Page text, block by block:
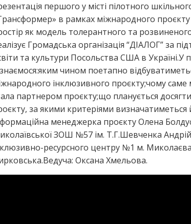
першого у місті пілотного
в рамках міжнародного проєкту
як модель толерантного та
Громадська організація “ДІАЛОГ” за
та культури Посольства США в Україні.У
чином поетапно
інклюзивного проєкту;чому
партнером проєкту;що планується досягти
за якими критеріями визначатиметься
менеджерка проєкту Олена
ЗОШ №57 ім. Т.Г.Шевченка
ресурсного центру №1 м.
Оксана Хмельова.